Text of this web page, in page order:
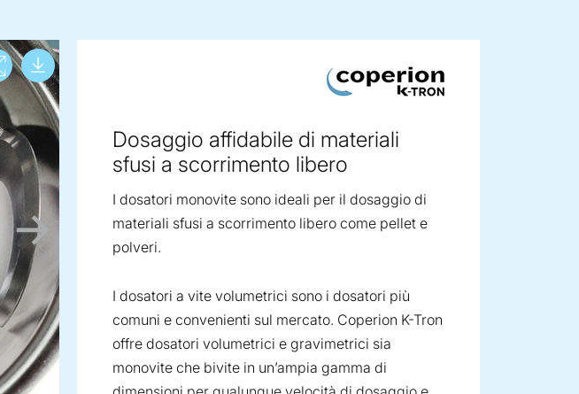
View full screen
Dosaggio affidabile di materiali
sfusi a scorrimento libero
I dosatori monovite sono ideali per il dosaggio di
materiali sfusi a scorrimento libero come pellet e
polveri.
I dosatori a vite volumetrici sono i dosatori più
comuni e convenienti sul mercato. Coperion K-Tron
offre dosatori volumetrici e gravimetrici sia
monovite che bivite in un’ampia gamma di